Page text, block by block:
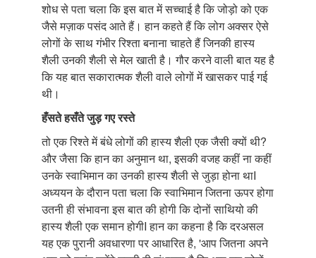
शोध से पता चला कि इस बात में सच्चाई है कि जोड़ो को एक
जैसे मज़ाक पसंद आते हैं। हान कहते हैं कि लोग अक्सर ऐसे
लोगों के साथ गंभीर रिश्ता बनाना चाहते हैं जिनकी हास्य
शैली उनकी शैली से मेल खाती है। गौर करने वाली बात यह है
कि यह बात सकारात्मक शैली वाले लोगों में खासकर पाई गई
थी।
हँसतेहसँतेजुड़गएरस्ते
तो एक रिश्ते में बंधे लोगों की हास्य शैली एक जैसी क्यों थी?
और जैसा कि हान का अनुमान था, इसकी वजह कहीं ना कहीं
उनके स्वाभिमान का उनकी हास्य शैली से जुड़ा होना थाI
अध्ययन के दौरान पता चला कि स्वाभिमान जितना ऊपर होगा
उतनी ही संभावना इस बात की होगी कि दोनों साथियो की
हास्य शैली एक समान होगीI हान का कहना है कि दरअसल
यह एक पुरानी अवधारणा पर आधारित है, 'आप जितना अपने